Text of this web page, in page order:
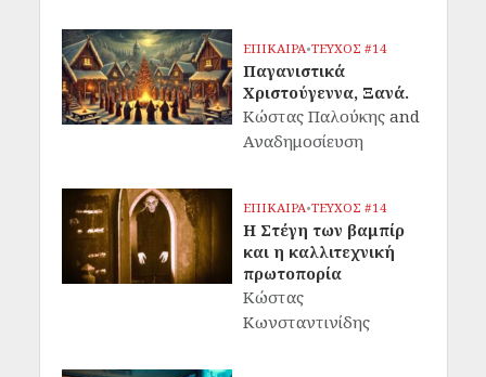
ΕΠΙΚΑΙΡΑ•ΤΕΥΧΟΣ #14
Παγανιστικά
Χριστούγεννα, Ξανά.
Κώστας Παλούκης and
Αναδημοσίευση
ΕΠΙΚΑΙΡΑ•ΤΕΥΧΟΣ #14
Η Στέγη των βαμπίρ
και η καλλιτεχνική
πρωτοπορία
Κώστας
Κωνσταντινίδης